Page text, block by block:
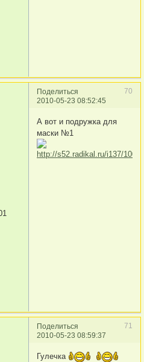
Поделиться
70
2010-05-23 08:52:45
А вот и подружка для
маски №1
Поделиться
71
2010-05-23 08:59:37
Гулечка